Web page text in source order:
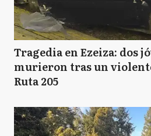
Tragedia en Ezeiza: dos
murieron tras un
Ruta 205